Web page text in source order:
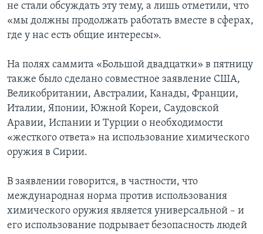
не стали обсуждать эту тему, а лишь отметили, что
«мы должны продолжать работать вместе в сферах,
где у нас есть общие интересы».
На полях саммита «Большой двадцатки» в пятницу
также было сделано совместное заявление США,
Великобритании, Австралии, Канады, Франции,
Италии, Японии, Южной Кореи, Саудовской
Аравии, Испании и Турции о необходимости
«жесткого ответа» на использование химического
оружия в Сирии.
В заявлении говорится, в частности, что
международная норма против использования
химического оружия является универсальной – и
его использование подрывает безопасность людей